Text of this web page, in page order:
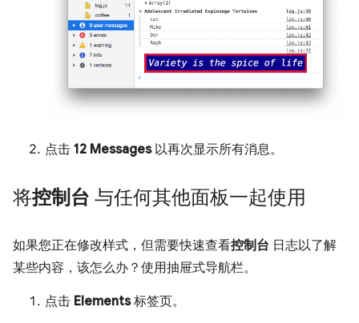
点击 12 Messages以再次显示所有消息。
将控制台 与任何其他面板一起使用
如果您正在修改样式，但需要快速查看控制台 日志以了解
某些内容，该怎么办？使用抽屉式导航栏。
点击 Elements标签页。